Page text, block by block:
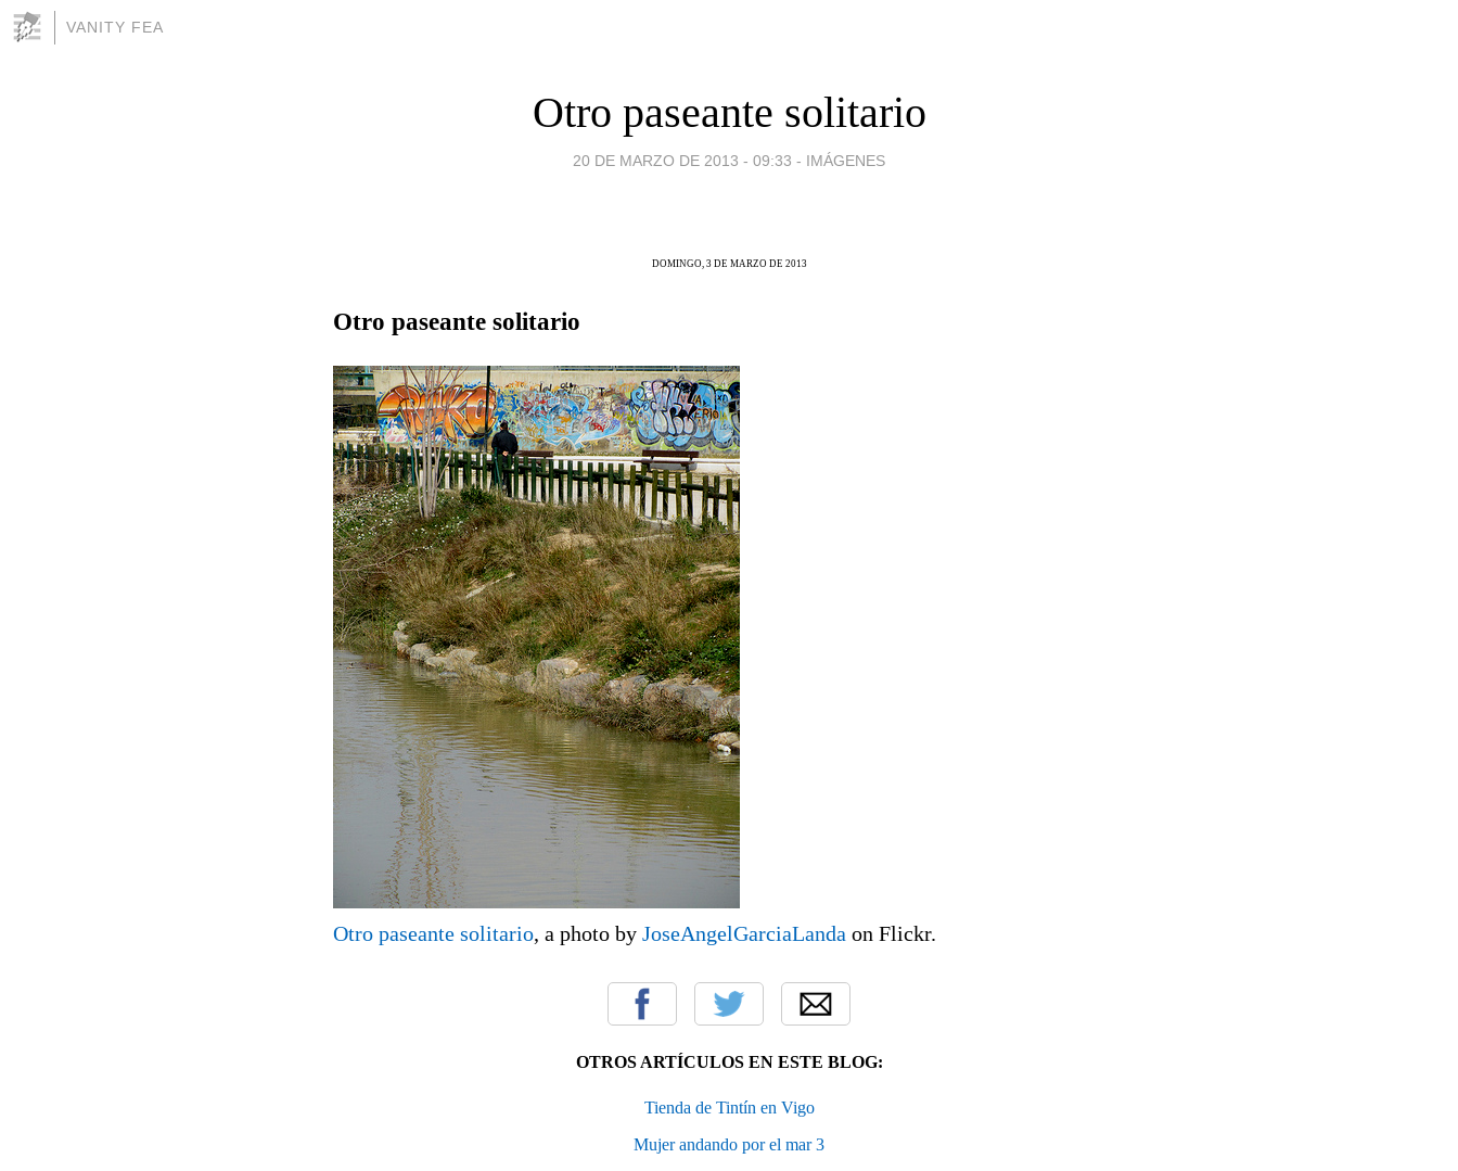
VANITY FEA
Otro paseante solitario
20 DE MARZO DE 2013 - 09:33 - IMÁGENES
DOMINGO, 3 DE MARZO DE 2013
Otro paseante solitario
Otro paseante solitario, a photo by JoseAngelGarciaLanda on Flickr.
OTROS ARTÍCULOS EN ESTE BLOG:
Tienda de Tintín en Vigo
Mujer andando por el mar 3